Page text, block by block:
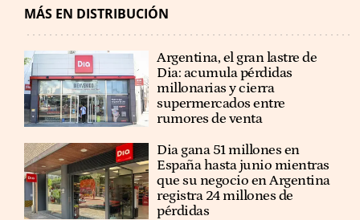
MÁS EN DISTRIBUCIÓN
Argentina, el gran lastre de
Dia: acumula pérdidas
millonarias y cierra
supermercados entre
rumores de venta
Dia gana 51 millones en
España hasta junio mientras
que su negocio en Argentina
registra 24 millones de
pérdidas